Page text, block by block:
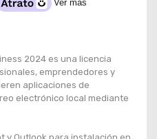
Ver más
2024 es una licencia
emprendedores y
aplicaciones de
electrónico local mediante